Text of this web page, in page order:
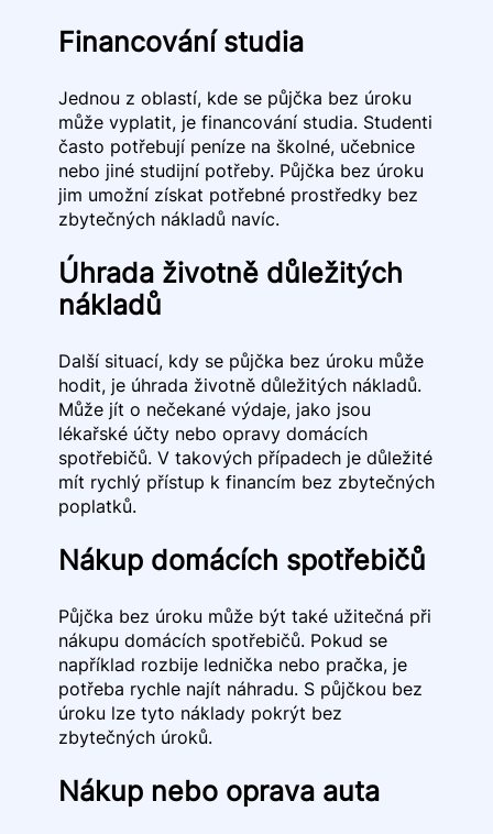
Financování studia
Jednou z oblastí, kde se půjčka bez úroku
může vyplatit, je financování studia. Studenti
často potřebují peníze na školné, učebnice
nebo jiné studijní potřeby. Půjčka bez úroku
jim umožní získat potřebné prostředky bez
zbytečných nákladů navíc.
Úhrada životně důležitých
nákladů
Další situací, kdy se půjčka bez úroku může
hodit, je úhrada životně důležitých nákladů.
Může jít o nečekané výdaje, jako jsou
lékařské účty nebo opravy domácích
spotřebičů. V takových případech je důležité
mít rychlý přístup k financím bez zbytečných
poplatků.
Nákup domácích spotřebičů
Půjčka bez úroku může být také užitečná při
nákupu domácích spotřebičů. Pokud se
například rozbije lednička nebo pračka, je
potřeba rychle najít náhradu. S půjčkou bez
úroku lze tyto náklady pokrýt bez
zbytečných úroků.
Nákup nebo oprava auta